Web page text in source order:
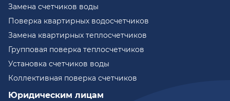
Замена счетчиков воды
Поверка квартирных водосчетчиков
Замена квартирных теплосчетчиков
Групповая поверка теплосчетчиков
Установка счетчиков воды
Коллективная поверка счетчиков
Юридическим лицам